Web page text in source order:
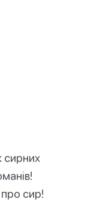
сирних
сир!